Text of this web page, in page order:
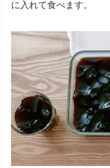
に入れて食べます。